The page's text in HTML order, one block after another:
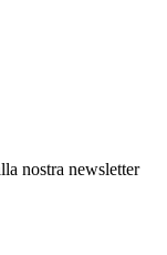
nostra newsletter